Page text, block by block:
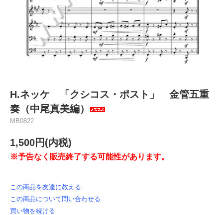
H.ネッケ 「クシコス・ポスト」 金管五重
奏（中尾真美編）
MB0822
1,500円(内税)
※予告なく販売終了する可能性があります。
この商品を友達に教える
この商品について問い合わせる
買い物を続ける